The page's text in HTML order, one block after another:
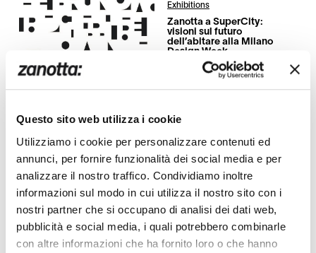
Questo sito web utilizza i cookie
Utilizziamo i cookie per personalizzare contenuti ed
annunci, per fornire funzionalità dei social media e per
analizzare il nostro traffico. Condividiamo inoltre
informazioni sul modo in cui utilizza il nostro sito con i
nostri partner che si occupano di analisi dei dati web,
pubblicità e social media, i quali potrebbero combinarle
con altre informazioni che ha fornito loro o che hanno
Zanotta alla mostra
giocare / free to play"
Exhibitions
Zanotta a SuperCity:
visioni sul futuro
dell’abitare alla Milano
Design Week